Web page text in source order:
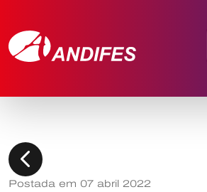
chevron_left
Postada em 07 abril 2022